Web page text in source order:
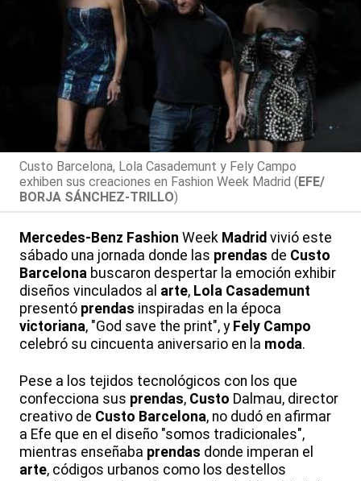
Custo Barcelona, Lola Casademunt y Fely Campo
exhiben sus creaciones en Fashion Week Madrid (EFE/
BORJA SÁNCHEZ-TRILLO)
Mercedes-Benz Fashion Week Madrid vivió este
sábado una jornada donde las prendas de Custo
Barcelona buscaron despertar la emoción exhibir
diseños vinculados al arte, Lola Casademunt
presentó prendas inspiradas en la época
victoriana, "God save the print", y Fely Campo
celebró su cincuenta aniversario en la moda.
Pese a los tejidos tecnológicos con los que
confecciona sus prendas, Custo Dalmau, director
creativo de Custo Barcelona, no dudó en afirmar
a Efe que en el diseño "somos tradicionales",
mientras enseñaba prendas donde imperan el
arte, códigos urbanos como los destellos